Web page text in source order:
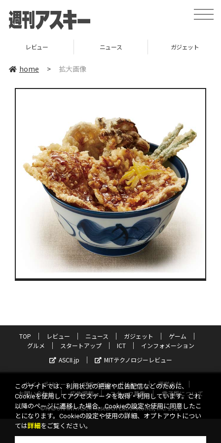
toggle
レビュー ニュース ガジェット
home > 拡大画像
TOP レビュー ニュース ガジェット
ゲーム
グルメ
スタートアップ ICT
インフォメーション
ASCII.jp
MITテクノロジーレビュー
サイトポリシー プライバシーポリシー
運営会社
お問い合わせ
広告掲載 スタッフ募集
電子版について
©KADOKAWA ASCII Research Laboratories, Inc. 2026
このサイトでは、利用状況の把握や広告配信などのために、
Cookieを使用してアクセスデータを取得・利用しています。これ
以降のページに遷移した場合、Cookieの設定や使用に同意したこ
とになります。Cookieの設定や使用の詳細、オプトアウトについ
ては詳細 をご覧ください。